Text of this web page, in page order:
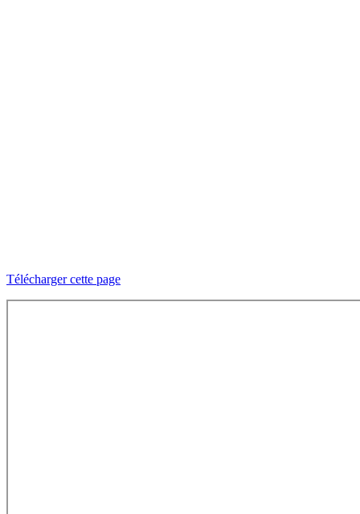
Télécharger cette page